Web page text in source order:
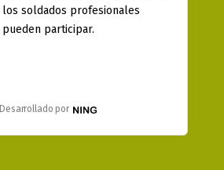
los soldados profesionales
pueden participar.
Desarrollado por